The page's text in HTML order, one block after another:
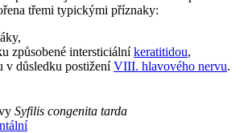
třemi typickými příznaky:
způsobené intersticiálníkeratitidou,
v důsledku postiženíVIII. hlavového nervu.
Syfilis congenita tarda